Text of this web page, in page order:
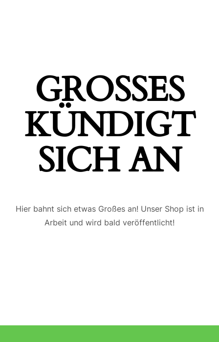
GROSSES K
ÜNDIGT S
ICH AN
Hier bahnt sich etwas Großes an! Unser Shop ist in
Arbeit und wird bald veröffentlicht!